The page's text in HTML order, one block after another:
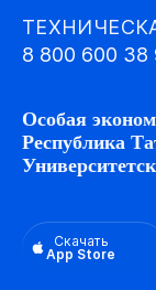
8 800 600 38
Особая
Республика
Скачать
App Store